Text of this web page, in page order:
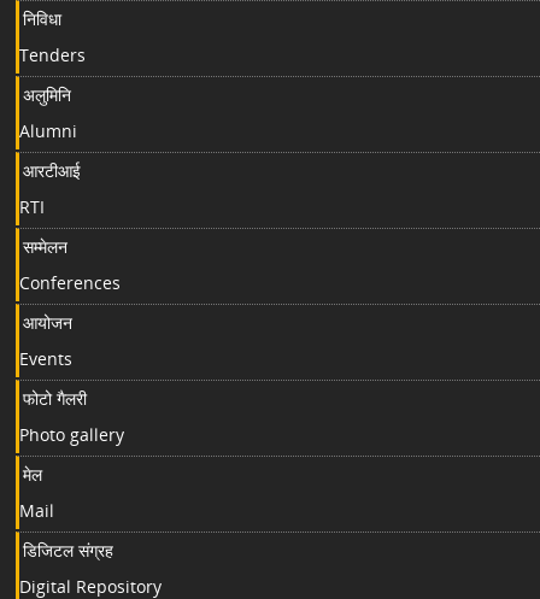
निविधा
Tenders
अलुमिनि
Alumni
आरटीआई
RTI
सम्मेलन
Conferences
आयोजन
Events
फोटो गैलरी
Photo gallery
मेल
Mail
डिजिटल संग्रह
Digital Repository